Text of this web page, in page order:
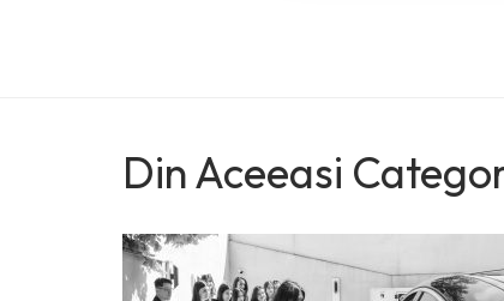
Din Aceeasi